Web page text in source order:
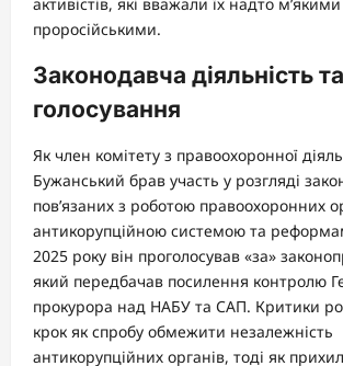
проросійськими.
Законодавча діяльність
голосування
Як член комітету з правоохоронної
Бужанський брав участь у розгляді
пов’язаних з роботою правоохоронних
антикорупційною системою та
2025 року він проголосував «за»
який передбачав посилення контролю
прокурора над НАБУ та САП. Критики
крок як спробу обмежити незалежність
антикорупційних органів, тоді як